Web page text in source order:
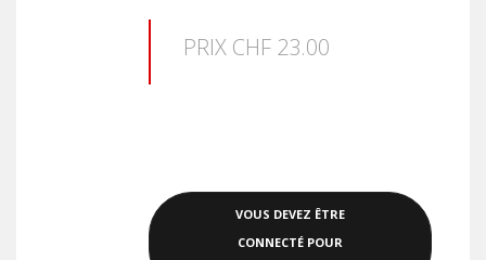
PRIX CHF 23.00
VOUS DEVEZ ÊTRE
CONNECTÉ POUR